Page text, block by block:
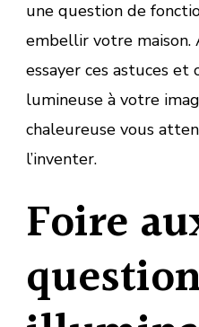
une question de
embellir votre maison.
essayer ces astuces et
lumineuse à votre
chaleureuse vous
l’inventer.
Foire